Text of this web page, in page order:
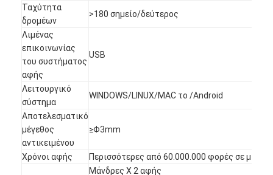
Διαλογικό όργανο ελέγχου οθόνης αφής
έξυπνος πίνακας LCD
Διαλογικό Whiteboard οδηγήσεων
Διαλογική οθόνη αφής Whiteboard
όλοι σε ένα διαλογικό whiteboard
φορητό διαλογικό whiteboard
Ταχύτητα
δρομέων
>180 σημείο/δεύτερος
Λιμένας
επικοινωνίας
του συστήματος
αφής
USB
Λειτουργικό
σύστημα
WINDOWS/LINUX/MAC το /Android
Αποτελεσματικό
μέγεθος
αντικειμένου
≥Φ3mm
Χρόνοι αφής
Περισσότερες από 60.000.000 φορές σε μια
Μάνδρες Χ 2 αφής